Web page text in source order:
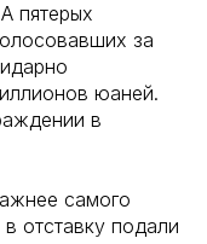
пятерых
за
юаней.
в
самого
отставку подали